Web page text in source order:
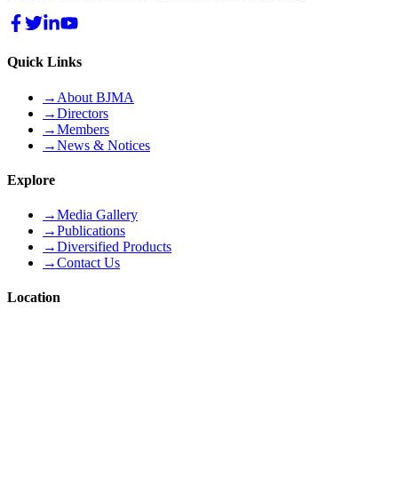
Quick Links
→ About BJMA
→Directors
→Members
→News & Notices
Explore
→Media Gallery
→Publications
→Diversified Products
→Contact Us
Location